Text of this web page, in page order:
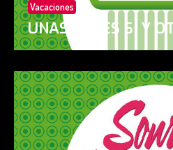
Vacaciones
UNAS VECES SÍ Y